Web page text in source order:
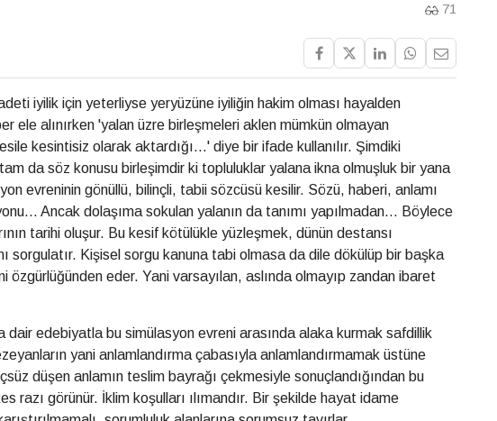
71
iyilik için yeterliyse yeryüzüne iyiliğin hakim olması hayalden
ele alınırken 'yalan üzre birleşmeleri aklen mümkün olmayan
kesintisiz olarak aktardığı...' diye bir ifade kullanılır. Şimdiki
da söz konusu birleşimdir ki topluluklar yalana ikna olmuşluk bir yana
evreninin gönüllü, bilinçli, tabii sözcüsü kesilir. Sözü, haberi, anlamı
Ancak dolaşıma sokulan yalanın da tanımı yapılmadan... Böylece
tarihi oluşur. Bu kesif kötülükle yüzleşmek, dünün destansı
sorgulatır. Kişisel sorgu kanuna tabi olmasa da dile dökülüp bir başka
özgürlüğünden eder. Yani varsayılan, aslında olmayıp zandan ibaret
dair edebiyatla bu simülasyon evreni arasında alaka kurmak safdillik
yani anlamlandırma çabasıyla anlamlandırmamak üstüne
düşen anlamın teslim bayrağı çekmesiyle sonuçlandığından bu
razı görünür. İklim koşulları ılımandır. Bir şekilde hayat idame